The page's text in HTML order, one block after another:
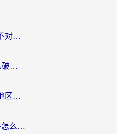
海外看国内电视剧的app选不对？这份回国加速器避坑指南帮你流畅追剧
喜马拉雅地区限制DNS怎么破？海外党听国内音乐听书的终极解决方案
在海外听喜马拉雅总提示“地区限制”？3步轻松解除+听国内音乐全攻略
在国外登录不了国内小程序怎么办？选对回国加速器，轻松解锁国内资源